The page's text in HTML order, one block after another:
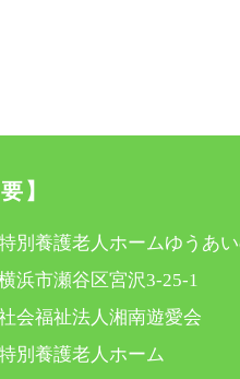
】
養護老人ホームゆうあい
市瀬谷区宮沢3-25-1
会福祉法人湘南遊愛会
別養護老人ホーム